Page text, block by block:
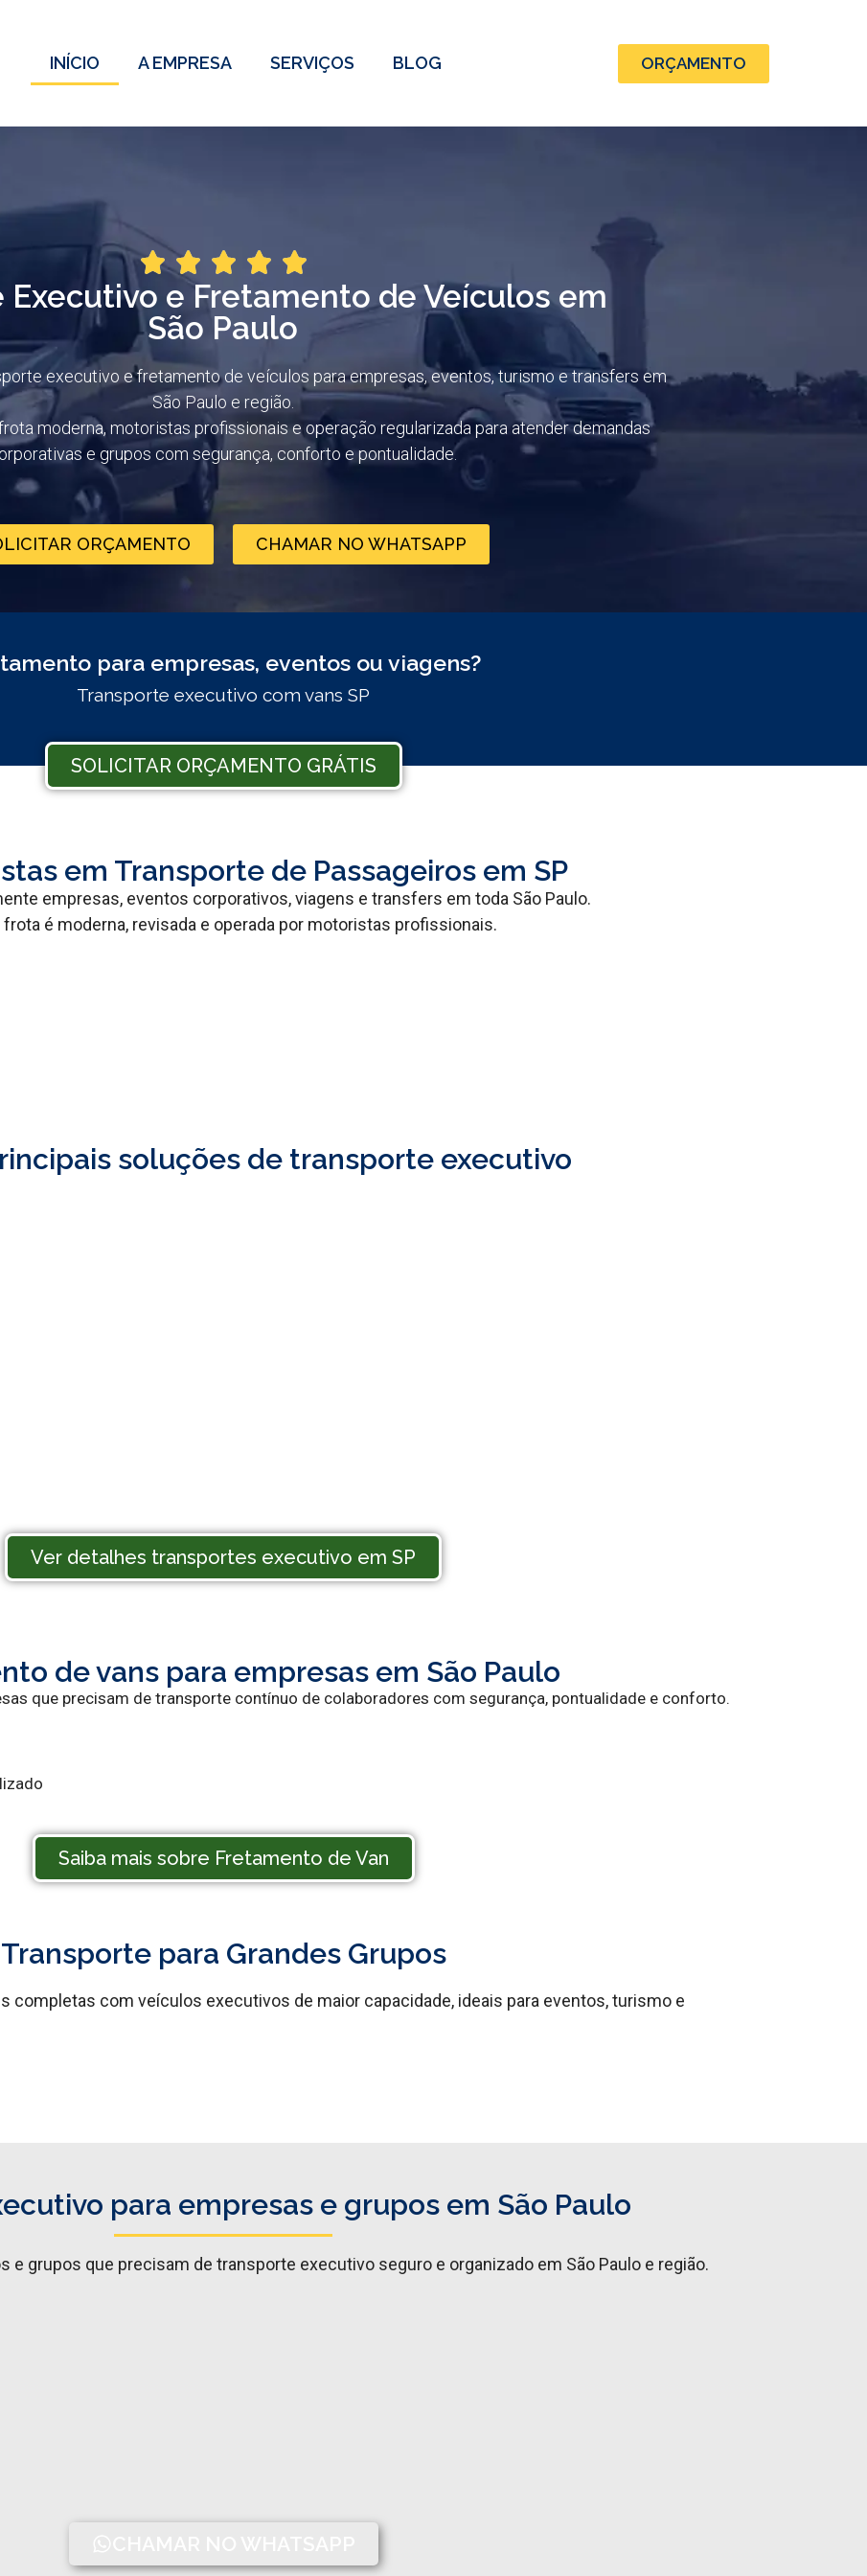
INÍCIO A EMPRESA SERVIÇOS BLOG ORÇAMENTO
Executivo e Fretamento de Veículos em
São Paulo
executivo e fretamento de veículos para empresas, eventos, turismo e transfers em
São Paulo e região.
moderna, motoristas profissionais e operação regularizada para atender demandas
e grupos com segurança, conforto e pontualidade.
ORÇAMENTO CHAMAR NO WHATSAPP
para empresas, eventos ou viagens?
Transporte executivo com vans SP
SOLICITAR ORÇAMENTO GRÁTIS
em Transporte de Passageiros em SP
empresas, eventos corporativos, viagens e transfers em toda São Paulo.
é moderna, revisada e operada por motoristas profissionais.
soluções de transporte executivo
Ver detalhes transportes executivo em SP
de vans para empresas em São Paulo
que precisam de transporte contínuo de colaboradores com segurança, pontualidade e conforto.
Saiba mais sobre Fretamento de Van
Transporte para Grandes Grupos
completas com veículos executivos de maior capacidade, ideais para eventos, turismo e
para empresas e grupos em São Paulo
grupos que precisam de transporte executivo seguro e organizado em São Paulo e região.